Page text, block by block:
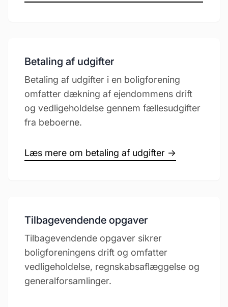
Betaling af udgifter
Betaling af udgifter i en boligforening
omfatter dækning af ejendommens drift
og vedligeholdelse gennem fællesudgifter
fra beboerne.
Læs mere om betaling af udgifter →
Tilbagevendende opgaver
Tilbagevendende opgaver sikrer
boligforeningens drift og omfatter
vedligeholdelse, regnskabsaflæggelse og
generalforsamlinger.